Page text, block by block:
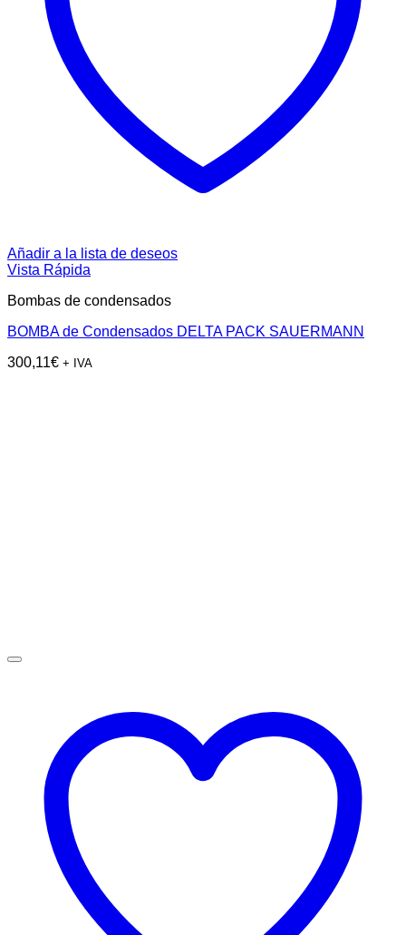
Añadir a la lista de deseos
Vista Rápida
Bombas de condensados
BOMBA de Condensados DELTA PACK SAUERMANN
300,11€ + IVA